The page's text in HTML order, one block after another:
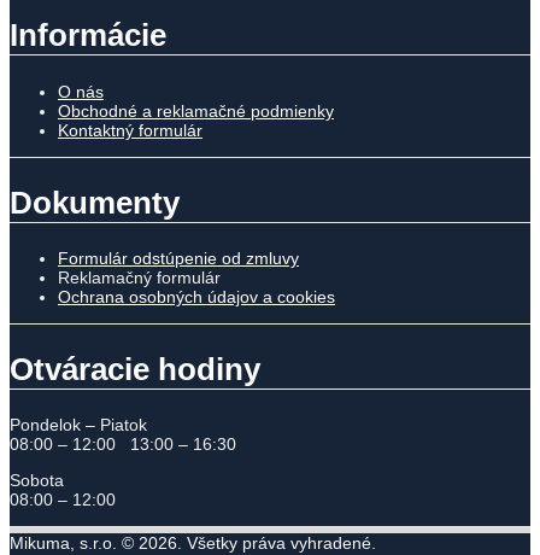
Informácie
O nás
Obchodné a reklamačné podmienky
Kontaktný formulár
Dokumenty
Formulár odstúpenie od zmluvy
Reklamačný formulár
Ochrana osobných údajov a cookies
Otváracie hodiny
Pondelok – Piatok
08:00 – 12:00 13:00 – 16:30
Sobota
08:00 – 12:00
Mikuma, s.r.o. © 2026. Všetky práva vyhradené.